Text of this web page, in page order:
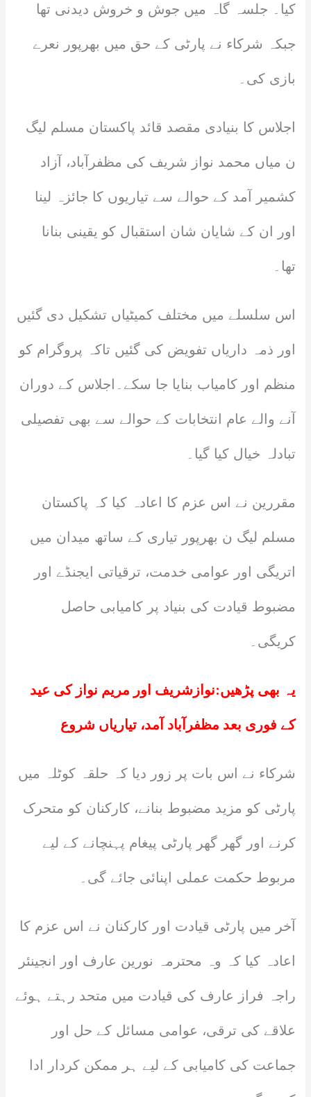
کیا۔ جلسہ گاہ میں جوش و خروش دیدنی تھا
جبکہ شرکاء نے پارٹی کے حق میں بھرپور نعرے
بازی کی۔
‎اجلاس کا بنیادی مقصد قائد پاکستان مسلم لیگ
ن میاں محمد نواز شریف کی مظفرآباد، آزاد
کشمیر آمد کے حوالے سے تیاریوں کا جائزہ لینا
اور ان کے شایان شان استقبال کو یقینی بنانا
تھا۔
اس سلسلے میں مختلف کمیٹیاں تشکیل دی گئیں
اور ذمہ داریاں تفویض کی گئیں تاکہ پروگرام کو
منظم اور کامیاب بنایا جا سکے۔‎اجلاس کے دوران
آنے والے عام انتخابات کے حوالے سے بھی تفصیلی
تبادلہ خیال کیا گیا۔
مقررین نے اس عزم کا اعادہ کیا کہ پاکستان
مسلم لیگ ن بھرپور تیاری کے ساتھ میدان میں
اتریگی اور عوامی خدمت، ترقیاتی ایجنڈے اور
مضبوط قیادت کی بنیاد پر کامیابی حاصل
کریگی۔
یہ بھی پڑھیں:نوازشریف اور مریم نواز کی عید
کے فوری بعد مظفرآباد آمد، تیاریاں شروع
‎شرکاء نے اس بات پر زور دیا کہ حلقہ کوٹلہ میں
پارٹی کو مزید مضبوط بنانے، کارکنان کو متحرک
کرنے اور گھر گھر پارٹی پیغام پہنچانے کے لیے
مربوط حکمت عملی اپنائی جائے گی۔
‎آخر میں پارٹی قیادت اور کارکنان نے اس عزم کا
اعادہ کیا کہ وہ محترمہ نورین عارف اور انجینئر
راجہ فراز عارف کی قیادت میں متحد رہتے ہوئے
علاقے کی ترقی، عوامی مسائل کے حل اور
جماعت کی کامیابی کے لیے ہر ممکن کردار ادا